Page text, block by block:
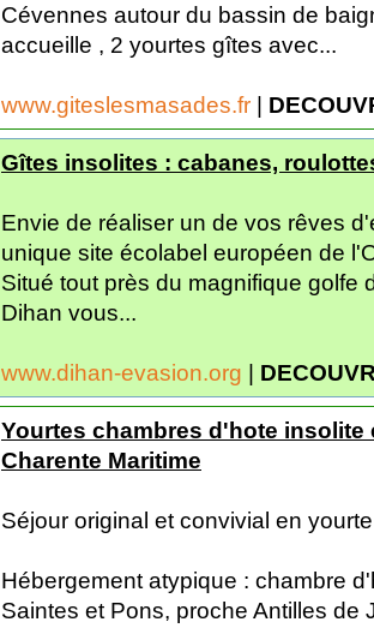
Cévennes autour du bassin de
accueille , 2 yourtes gîtes avec...
www.giteslesmasades.fr |
Gîtes insolites : cabanes,
Envie de réaliser un de vos rêves
unique site écolabel européen de
Situé tout près du magnifique golfe
Dihan vous...
www.dihan-evasion.org |
Yourtes chambres d'hote insolite
Charente Maritime
Séjour original et convivial en
Hébergement atypique : chambre
Saintes et Pons, proche Antilles de